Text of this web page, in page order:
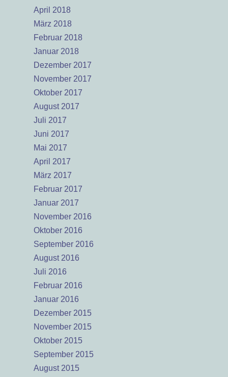
April 2018
März 2018
Februar 2018
Januar 2018
Dezember 2017
November 2017
Oktober 2017
August 2017
Juli 2017
Juni 2017
Mai 2017
April 2017
März 2017
Februar 2017
Januar 2017
November 2016
Oktober 2016
September 2016
August 2016
Juli 2016
Februar 2016
Januar 2016
Dezember 2015
November 2015
Oktober 2015
September 2015
August 2015